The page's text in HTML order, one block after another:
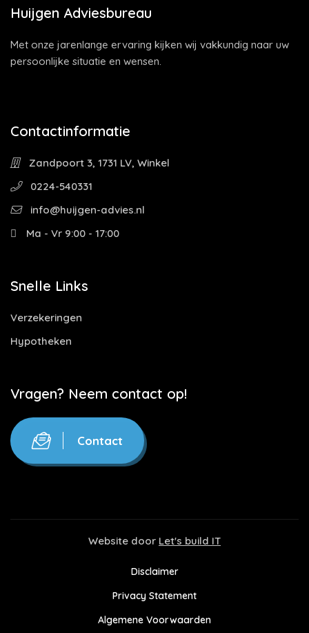
Huijgen Adviesbureau
Met onze jarenlange ervaring kijken wij vakkundig naar uw
persoonlijke situatie en wensen.
Contactinformatie
Zandpoort 3, 1731 LV, Winkel
0224-540331
info@huijgen-advies.nl
Ma - Vr 9:00 - 17:00
Snelle Links
Verzekeringen
Hypotheken
Vragen? Neem contact op!
Contact
Website door Let's build IT
Disclaimer
Privacy Statement
Algemene Voorwaarden